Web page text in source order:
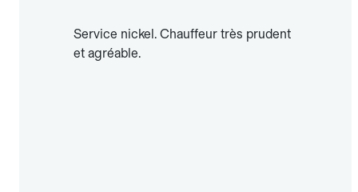
Service nickel. Chauffeur très prudent
et agréable.